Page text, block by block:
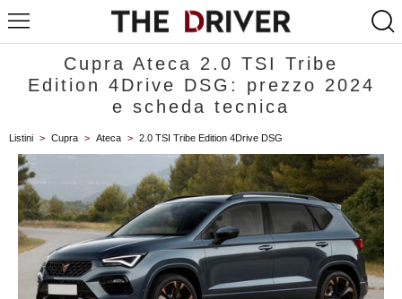
Cupra Ateca 2.0 TSI Tribe
Edition 4Drive DSG: prezzo 2024
e scheda tecnica
Listini > Cupra > Ateca > 2.0 TSI Tribe Edition 4Drive DSG